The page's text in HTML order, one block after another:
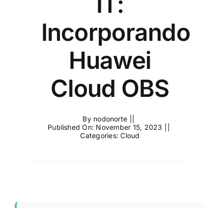
Incorporando
Huawei
Cloud OBS
By nodonorte
Published On: November 15, 2023
Categories:Cloud